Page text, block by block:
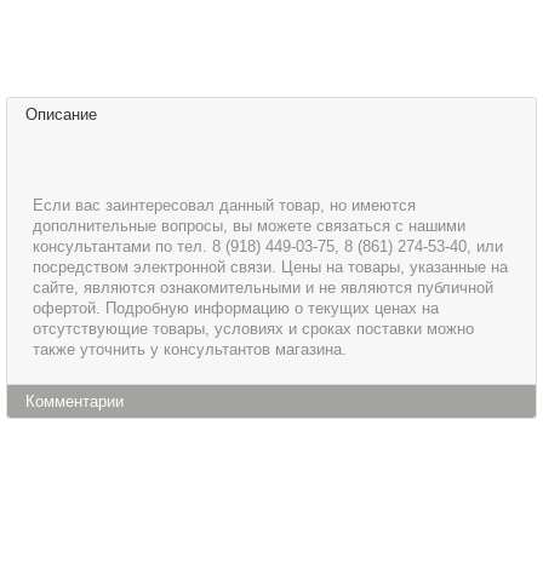
Описание
Если вас заинтересовал данный товар, но имеются
дополнительные вопросы, вы можете связаться с нашими
консультантами по тел. 8 (918) 449-03-75, 8 (861) 274-53-40, или
посредством электронной связи. Цены на товары, указанные на
сайте, являются ознакомительными и не являются публичной
офертой. Подробную информацию о текущих ценах на
отсутствующие товары, условиях и сроках поставки можно
также уточнить у консультантов магазина.
Комментарии